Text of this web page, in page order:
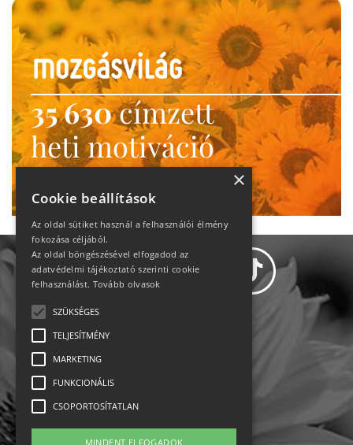
35 630címzett
heti motiváció
Ne maradj le!
Impresszum-kapcsolat
×
Cookie beállítások
Az oldal sütiket használ a felhasználói élmény
fokozása céljából.
Az oldal böngészésével elfogadod az
adatvédelmi tájékoztató szerinti cookie
felhasználást. Tovább olvasok
SZÜKSÉGES
TELJESÍTMÉNY
MARKETING
FUNKCIONÁLIS
CSOPORTOSÍTATLAN
MINDENT ELFOGADOK